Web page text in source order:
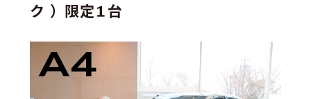
ク ）限定1台